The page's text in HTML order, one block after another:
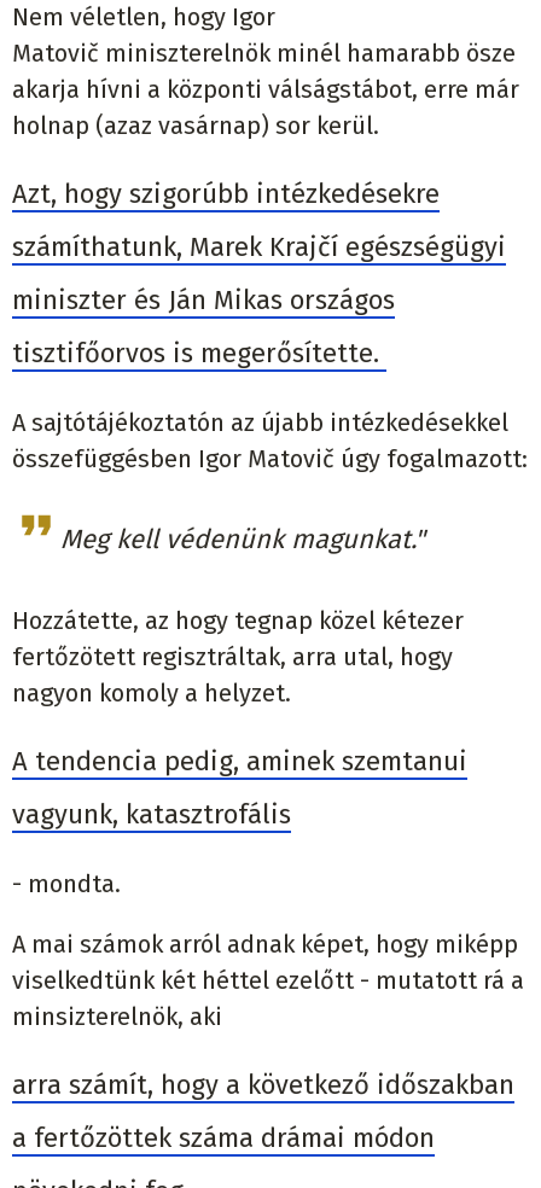
Nem véletlen, hogy Igor
Matovič miniszterelnök minél hamarabb ösze
akarja hívni a központi válságstábot, erre már
holnap (azaz vasárnap) sor kerül.
Azt, hogy szigorúbb intézkedésekre
számíthatunk, Marek Krajčí egészségügyi
miniszter és Ján Mikas országos
tisztifőorvos is megerősítette.
A sajtótájékoztatón az újabb intézkedésekkel
összefüggésben Igor Matovič úgy fogalmazott:
Meg kell védenünk magunkat."
Hozzátette, az hogy tegnap közel kétezer
fertőzötett regisztráltak, arra utal, hogy
nagyon komoly a helyzet.
A tendencia pedig, aminek szemtanui
vagyunk, katasztrofális
- mondta.
A mai számok arról adnak képet, hogy miképp
viselkedtünk két héttel ezelőtt - mutatott rá a
minsizterelnök, aki
arra számít, hogy a következő időszakban
a fertőzöttek száma drámai módon